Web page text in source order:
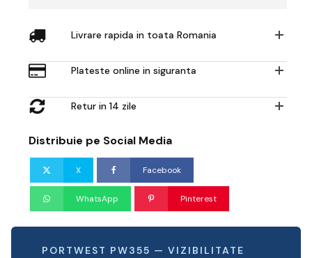
Livrare rapida in toata Romania
Plateste online in siguranta
Retur in 14 zile
Distribuie pe Social Media
X Facebook
WhatsApp Pinterest
PORTWEST PW355 — VIZIBILITATE